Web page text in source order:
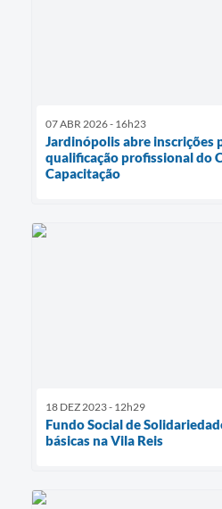
07 ABR 2026 - 16h23
Jardinópolis abre inscrições
qualificação profissional do
Capacitação
18 DEZ 2023 - 12h29
Fundo Social de
básicas na Vila Reis